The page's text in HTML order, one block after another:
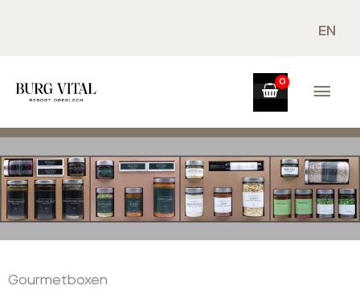
EN
Gourmetboxen